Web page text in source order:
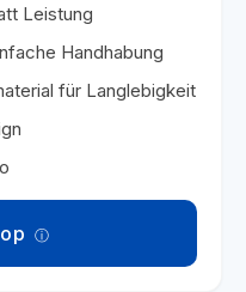
Leistung
Handhabung
für Langlebigkeit